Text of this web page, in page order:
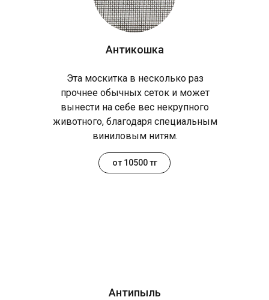
Антикошка
Антипыль
Эта москитка в несколько раз
прочнее обычных сеток и может
вынести на себе вес некрупного
животного, благодаря специальным
виниловым нитям.
от 10500 тг